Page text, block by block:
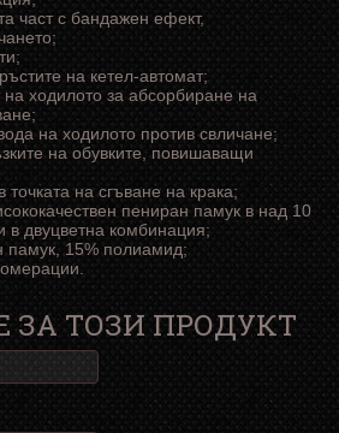
част с бандажен ефект,
на кетел-автомат;
ходилото за абсорбиране на
на ходилото против свличане;
на обувките, повишаващи
точката на сгъване на крака;
пениран памук в над 10
в двуцветна комбинация;
памук, 15% полиамид;
ЗА ТОЗИ ПРОДУКТ